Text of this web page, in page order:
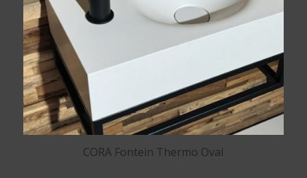
CORA Fontein Thermo Oval